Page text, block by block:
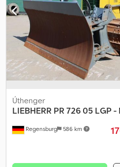
közbenső értékesítés és
A leírás az általános azonosítást
kötelező érvényű garanciának. A
mérvadó. Ajánlatunk általában nem
(TÜV). Amennyiben új műszaki
partnerműhelyeink ajánlatot tudnak
reklámmatricával vagy felirattal
fizetési feltételeink érvényesek.
Regensburg 586 km
Úthenger
LIEBHERR PR 726 05 LGP -